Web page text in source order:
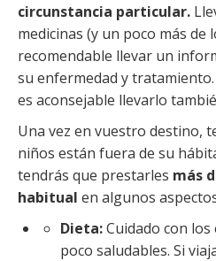
circunstancia particular.
medicinas (y un poco más de
recomendable llevar un
su enfermedad y
es aconsejable llevarlo
Una vez en vuestro destino,
niños están fuera de su
tendrás que prestarles más
habitual en algunos
Dieta:Cuidado con
poco saludables. Si